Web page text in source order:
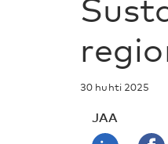
30 huhti 2025
JAA